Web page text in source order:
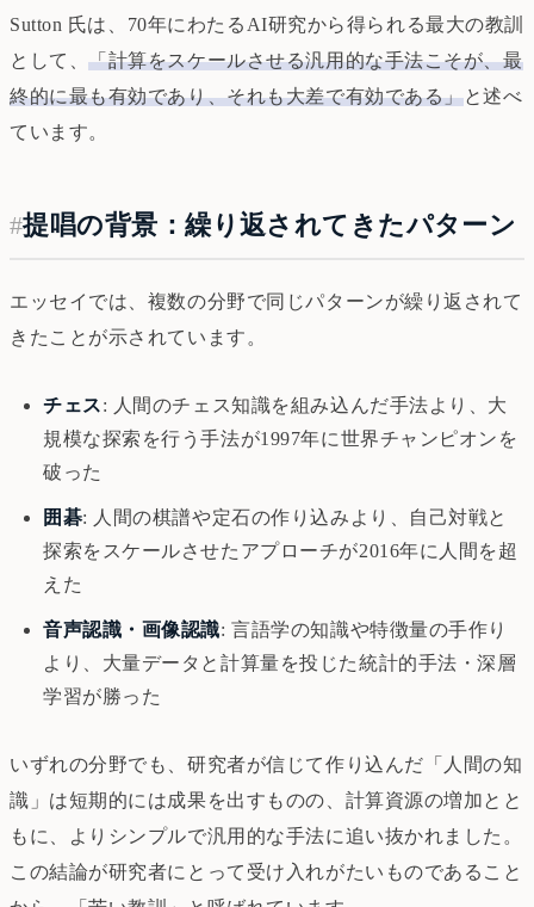
Sutton 氏は、70年にわたるAI研究から得られる最大の教訓
として、「計算をスケールさせる汎用的な手法こそが、最
終的に最も有効であり、それも大差で有効である」と述べ
ています。
#提唱の背景：繰り返されてきたパターン
エッセイでは、複数の分野で同じパターンが繰り返されて
きたことが示されています。
チェス: 人間のチェス知識を組み込んだ手法より、大
規模な探索を行う手法が1997年に世界チャンピオンを
破った
囲碁: 人間の棋譜や定石の作り込みより、自己対戦と
探索をスケールさせたアプローチが2016年に人間を超
えた
音声認識・画像認識: 言語学の知識や特徴量の手作り
より、大量データと計算量を投じた統計的手法・深層
学習が勝った
いずれの分野でも、研究者が信じて作り込んだ「人間の知
識」は短期的には成果を出すものの、計算資源の増加とと
もに、よりシンプルで汎用的な手法に追い抜かれました。
この結論が研究者にとって受け入れがたいものであること